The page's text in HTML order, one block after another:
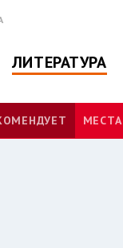
ЛИТЕРАТУРА
МЕСТА